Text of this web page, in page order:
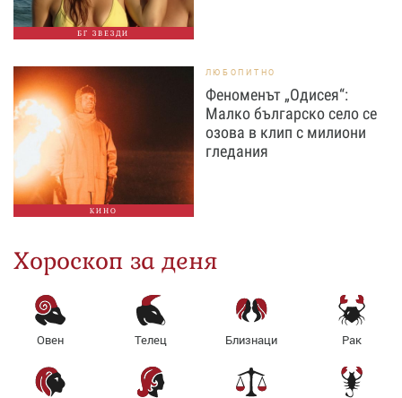
БГ ЗВЕЗДИ
КИНО
ЛЮБОПИТНО
Феноменът „Одисея“:
Малко българско село се
озова в клип с милиони
гледания
Хороскоп за деня
Овен Телец Близнаци Рак